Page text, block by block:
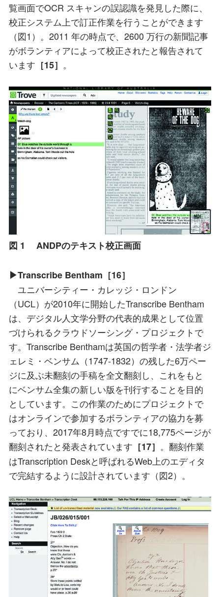
覧画面でOCR スキャンの誤認識を発見した際に、
校正システム上で訂正作業を行うことができます
（図1）。2011 年の時点で、2600 万行の新聞記事
がボランティアによって校正されたと報告されて
います ［15］ 。
図 1 ANDPのテキスト校正画面
▶Transcribe Bentham［16］
ユニバーシティー・カレッジ・ロンドン
（UCL）が2010年に開始したTranscribe Bentham
は、デジタル人文学分野の代表的成果として位置
づけられるクラウドソーシング・プロジェクトで
す。Transcribe Benthamは英国の哲学者・法学者ジ
ェレミ・ベンサム（1747-1832）の残した6万ペー
ジに及ぶ未翻刻の手稿を全文翻刻し、これをもと
にベンサム全集の新しい版を刊行することを目的
としています。この作業のためにプロジェクトで
はオンラインで参加するボランティアの協力を募
っており、2017年8月時点ですでに18,775ページが
翻刻されたと発表されています ［17］ 。翻刻作業
はTranscription Deskと呼ばれるWeb上のエディタ
で完結するように設計されています（図2）。